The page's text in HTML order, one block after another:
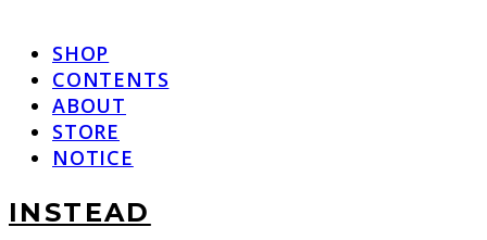
SHOP
CONTENTS
ABOUT
STORE
NOTICE
INSTEAD